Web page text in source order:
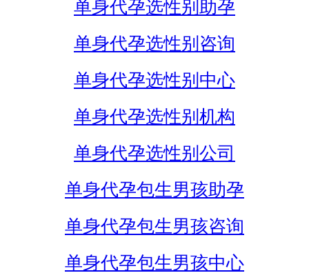
单身代孕选性别助孕
单身代孕选性别咨询
单身代孕选性别中心
单身代孕选性别机构
单身代孕选性别公司
单身代孕包生男孩助孕
单身代孕包生男孩咨询
单身代孕包生男孩中心